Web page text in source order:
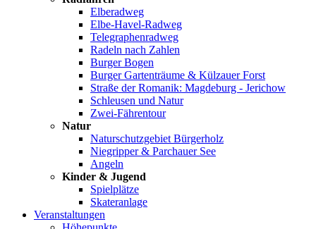
Elberadweg
Elbe-Havel-Radweg
Telegraphenradweg
Radeln nach Zahlen
Burger Bogen
Burger Gartenträume & Külzauer Forst
Straße der Romanik: Magdeburg - Jerichow
Schleusen und Natur
Zwei-Fährentour
Natur
Naturschutzgebiet Bürgerholz
Niegripper & Parchauer See
Angeln
Kinder & Jugend
Spielplätze
Skateranlage
Veranstaltungen